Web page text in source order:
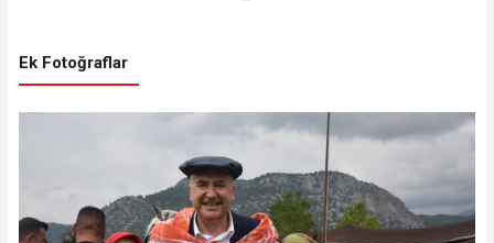
Ek Fotoğraflar